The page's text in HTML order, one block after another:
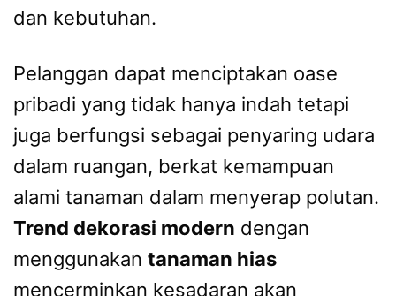
dan kebutuhan.
Pelanggan dapat menciptakan oase
pribadi yang tidak hanya indah tetapi
juga berfungsi sebagai penyaring udara
dalam ruangan, berkat kemampuan
alami tanaman dalam menyerap polutan.
Trend dekorasi modern dengan
menggunakan tanaman hias
mencerminkan kesadaran akan